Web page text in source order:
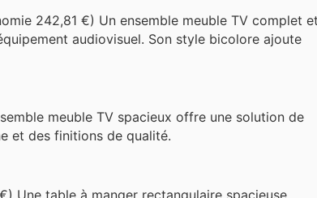
242,81 €) Un ensemble meuble TV complet et
audiovisuel. Son style bicolore ajoute
meuble TV spacieux offre une solution de
et des finitions de qualité.